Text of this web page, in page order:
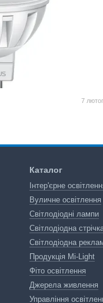
7
Каталог
Інтер'єрне
Вуличне освітлення
Світлодіодні лампи
Світлодіодна
Світлодіодна
Продукція Mi-Light
Фіто освітлення
Джерела живлення
Управління